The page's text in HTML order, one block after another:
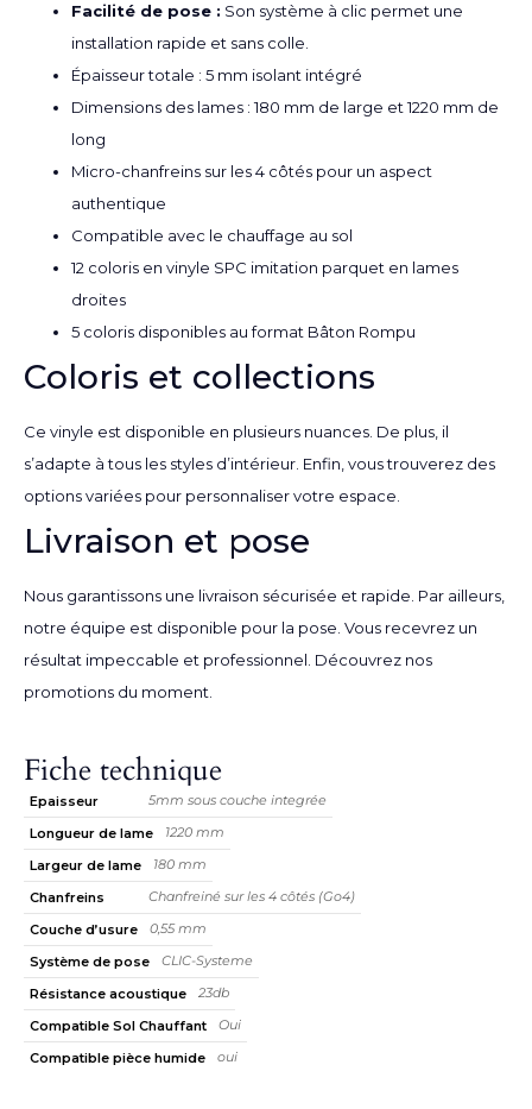
Facilité de pose : Son système à clic permet une
installation rapide et sans colle.
Épaisseur totale : 5 mm isolant intégré
Dimensions des lames : 180 mm de large et 1220 mm de
long
Micro-chanfreins sur les 4 côtés pour un aspect
authentique
Compatible avec le chauffage au sol
12 coloris en vinyle SPC imitation parquet en lames
droites
5 coloris disponibles au format Bâton Rompu
Coloris et collections
Ce vinyle est disponible en plusieurs nuances. De plus, il
s’adapte à tous les styles d’intérieur. Enfin, vous trouverez des
options variées pour personnaliser votre espace.
Livraison et pose
Nous garantissons une livraison sécurisée et rapide. Par ailleurs,
notre équipe est disponible pour la pose. Vous recevrez un
résultat impeccable et professionnel. Découvrez nos
promotions du moment.
Fiche technique
Epaisseur
5mm sous couche integrée
Longueur de lame
1220 mm
Largeur de lame
180 mm
Chanfreins
Chanfreiné sur les 4 côtés (Go4)
Couche d’usure
0,55 mm
Système de pose
CLIC-Systeme
Résistance acoustique
23db
Compatible Sol Chauffant
Oui
Compatible pièce humide
oui